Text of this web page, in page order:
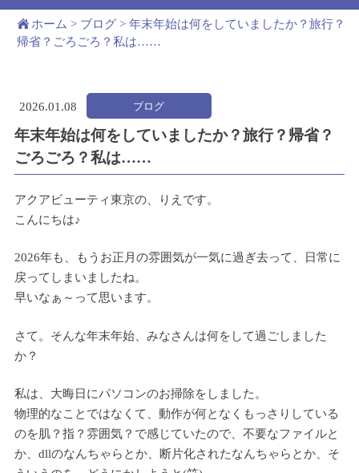
ホーム > ブログ >年末年始は何をしていましたか？旅行？
帰省？ごろごろ？私は……
2026.01.08 ブログ
年末年始は何をしていましたか？旅行？帰省？
ごろごろ？私は……
アクアビューティ東京の、りえです。
こんにちは♪
2026年も、もうお正月の雰囲気が一気に過ぎ去って、日常に
戻ってしまいましたね。
早いなぁ～って思います。
さて。そんな年末年始、みなさんは何をして過ごしました
か？
私は、大晦日にパソコンのお掃除をしました。
物理的なことではなくて、動作が何となくもっさりしている
のを肌？指？雰囲気？で感じていたので、不要なファイルと
か、dllのなんちゃらとか、断片化されたなんちゃらとか、そ